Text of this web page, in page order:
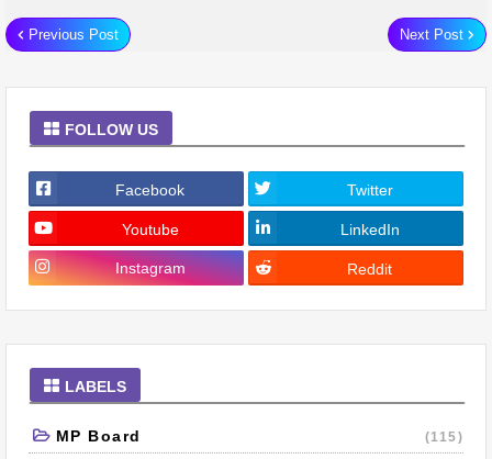
Previous Post Next Post
FOLLOW US
Facebook Twitter
Youtube LinkedIn
Instagram Reddit
LABELS
MP Board (115)